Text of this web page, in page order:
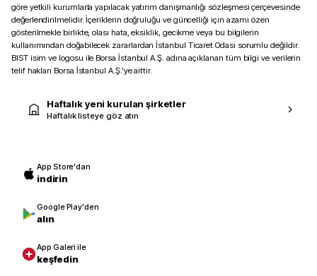
göre yetkili kurumlarla yapılacak yatırım danışmanlığı sözleşmesi çerçevesinde
değerlendirilmelidir. İçeriklerin doğruluğu ve güncelliği için azami özen
gösterilmekle birlikte, olası hata, eksiklik, gecikme veya bu bilgilerin
kullanımından doğabilecek zararlardan İstanbul Ticaret Odası sorumlu değildir.
BIST isim ve logosu ile Borsa İstanbul A.Ş. adına açıklanan tüm bilgi ve verilerin
telif hakları Borsa İstanbul A.Ş.’ye aittir.
Haftalık yeni kurulan şirketler
Haftalık listeye göz atın
App Store'dan
indirin
Google Play'den
alın
App Galeri ile
keşfedin